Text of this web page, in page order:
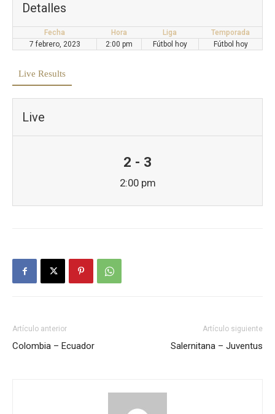
Detalles
Fecha Hora Liga
Temporada
7 febrero, 2023
2:00 pm Fútbol hoy Fútbol hoy
Live Results
Live
2 - 3
2:00 pm
Artículo anterior
Colombia – Ecuador
Artículo siguiente
Salernitana – Juventus